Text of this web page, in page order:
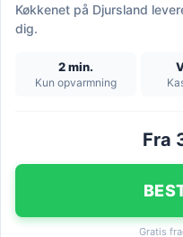
Køkkenet på Djursland
dig.
2 min.
Kun opvarmning
Fra
Gratis